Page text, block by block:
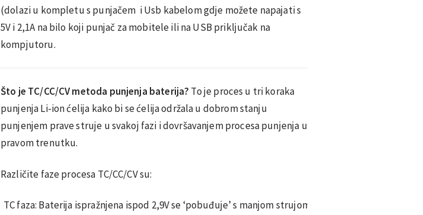
(dolazi u kompletu s punjačem i Usb kabelom gdje možete napajati s
5V i 2,1A na bilo koji punjač za mobitele ili na USB priključak na
kompjutoru.
Što je TC/CC/CV metoda punjenja baterija? To je proces u tri koraka
punjenja Li-ion ćelija kako bi se ćelija održala u dobrom stanju
punjenjem prave struje u svakoj fazi i dovršavanjem procesa punjenja u
pravom trenutku.
Različite faze procesa TC/CC/CV su:
TC faza: Baterija ispražnjena ispod 2,9V se ‘pobuđuje’ s manjom strujom